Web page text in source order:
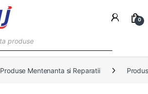
0
Produse Mentenanta si Reparatii